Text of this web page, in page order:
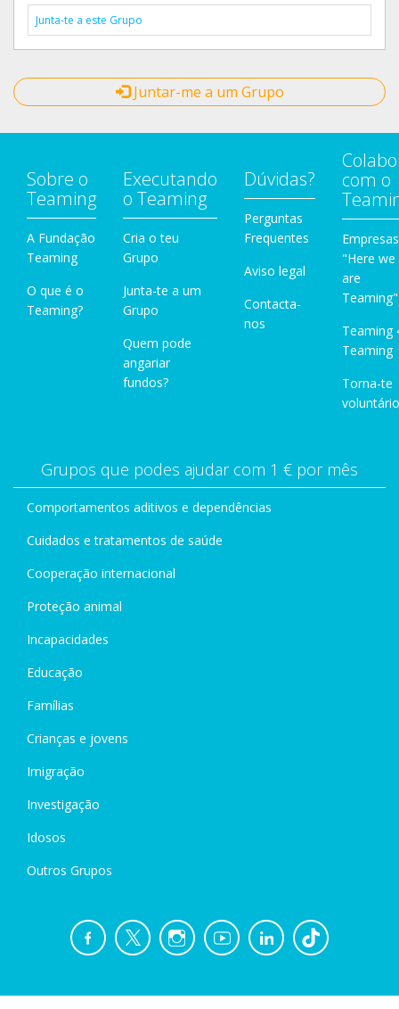
Junta-te a este Grupo
Juntar-me a um Grupo
Sobre o
Teaming
A Fundação
Teaming
O que é o
Teaming?
Executando
o Teaming
Cria o teu
Grupo
Junta-te a um
Grupo
Quem pode
angariar
fundos?
Dúvidas?
Perguntas
Frequentes
Aviso legal
Contacta-
nos
com o
Empresas
"Here we
are
Teaming"
Teaming
Teaming
Torna-te
Grupos que podes ajudar com 1 € por mês
Comportamentos aditivos e dependências
Cuidados e tratamentos de saúde
Cooperação internacional
Proteção animal
Incapacidades
Educação
Famílias
Crianças e jovens
Imigração
Investigação
Idosos
Outros Grupos